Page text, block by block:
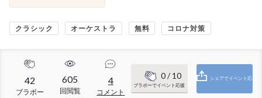
クラシック オーケストラ 無料 コロナ対策
42
ブラボー
605
回閲覧
4
コメント
0/ 10
ブラボーでイベント応援
シェアでイベント応